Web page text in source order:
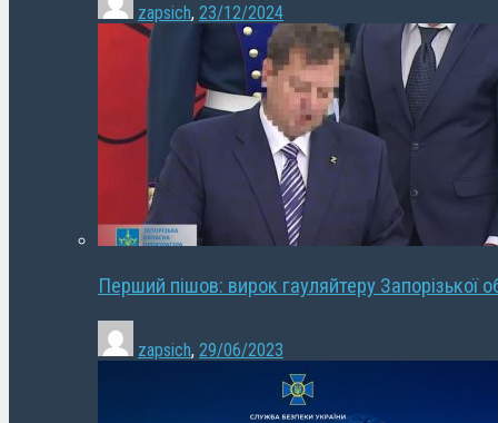
zapsich, 23/12/2024
Перший пішов: вирок гауляйтеру Запорізької
zapsich, 29/06/2023